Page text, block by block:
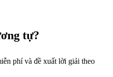
tự?
phí và đề xuất lời giải theo